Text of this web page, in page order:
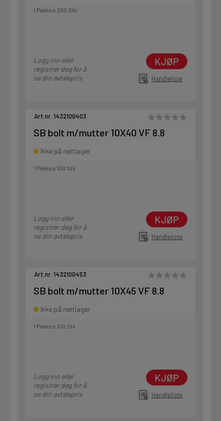
1 Pakke a 200 Stk
Logg inn eller
registrer deg for å
se din avtalepris
KJØP
Handleliste
Art.nr. 1432100403
SB bolt m/mutter 10X40 VF 8.8
Ikke på nettlager
1 Pakke a 100 Stk
Logg inn eller
registrer deg for å
se din avtalepris
KJØP
Handleliste
Art.nr. 1432100453
SB bolt m/mutter 10X45 VF 8.8
Ikke på nettlager
1 Pakke a 100 Stk
Logg inn eller
registrer deg for å
se din avtalepris
KJØP
Handleliste